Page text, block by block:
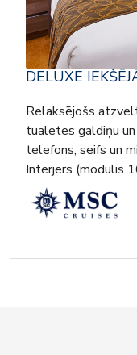
DELUXE
Relaksējošs
tualetes galdiņu
telefons, seifs un
Interjers (modulis